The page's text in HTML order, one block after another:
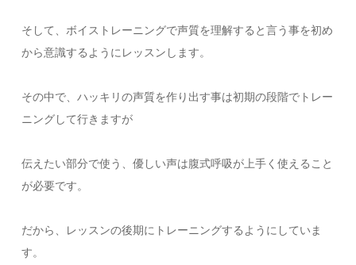
そして、ボイストレーニングで声質を理解すると言う事を初め
から意識するようにレッスンします。
その中で、ハッキリの声質を作り出す事は初期の段階でトレー
ニングして行きますが
伝えたい部分で使う、優しい声は腹式呼吸が上手く使えること
が必要です。
だから、レッスンの後期にトレーニングするようにしていま
す。